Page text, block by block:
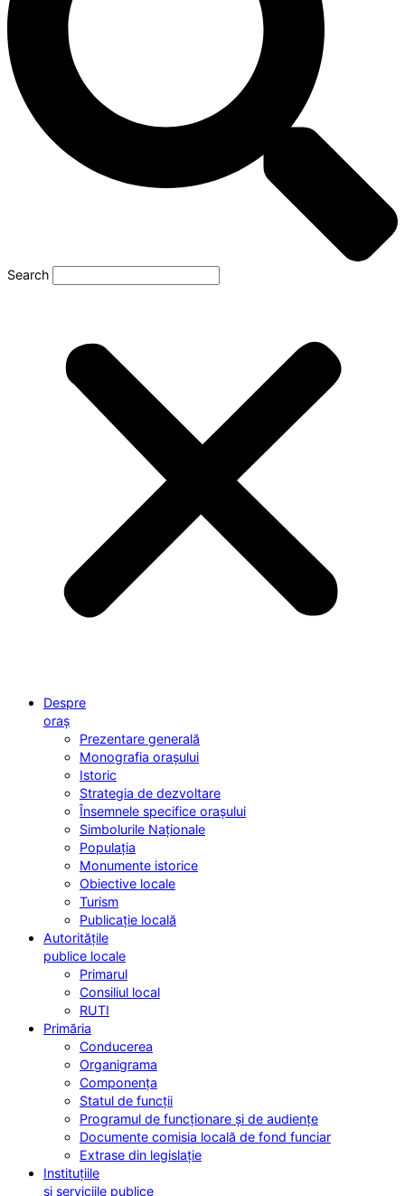
Search
Despre
oraș
Prezentare generală
Monografia orașului
Istoric
Strategia de dezvoltare
Însemnele specifice orașului
Simbolurile Naționale
Populația
Monumente istorice
Obiective locale
Turism
Publicație locală
Autoritățile
publice locale
Primarul
Consiliul local
RUTI
Primăria
Conducerea
Organigrama
Componența
Statul de funcții
Programul de funcționare și de audiențe
Documente comisia locală de fond funciar
Extrase din legislație
Instituțiile
și serviciile publice